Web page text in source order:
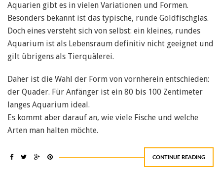
Aquarien gibt es in vielen Variationen und Formen.
Besonders bekannt ist das typische, runde Goldfischglas.
Doch eines versteht sich von selbst: ein kleines, rundes
Aquarium ist als Lebensraum definitiv nicht geeignet und
gilt übrigens als Tierquälerei.
Daher ist die Wahl der Form von vornherein entschieden:
der Quader. Für Anfänger ist ein 80 bis 100 Zentimeter
langes Aquarium ideal.
Es kommt aber darauf an, wie viele Fische und welche
Arten man halten möchte.
CONTINUE READING